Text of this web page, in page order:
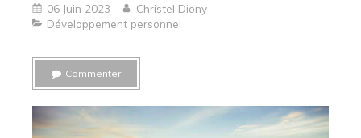
06 Juin 2023
Christel Diony
Développement personnel
Commenter